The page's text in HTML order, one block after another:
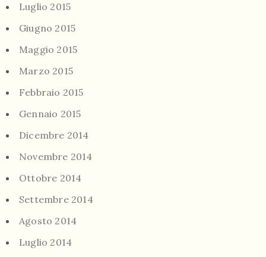
Luglio 2015
Giugno 2015
Maggio 2015
Marzo 2015
Febbraio 2015
Gennaio 2015
Dicembre 2014
Novembre 2014
Ottobre 2014
Settembre 2014
Agosto 2014
Luglio 2014